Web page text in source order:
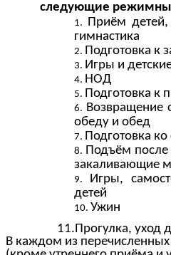
следующие
Приём детей,
гимнастика
Подготовка к
Игры и
НОД
Подготовка к
Возвращение
обеду и обед
Подготовка
Подъём
закаливающие
Игры,
детей
Ужин
11.Прогулка, уход
В каждом из